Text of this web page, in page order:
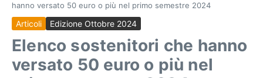
hanno versato 50 euro o più nel primo semestre 2024
Articoli Edizione Ottobre 2024
Elenco sostenitori che hanno
versato 50 euro o più nel